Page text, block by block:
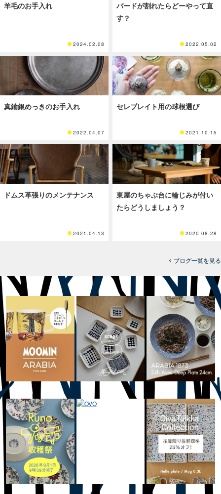
羊毛のお手入れ
2024.02.08
バードが割れたらどーやって直
す？
2022.05.02
真鍮銀めっきのお手入れ
2022.04.07
セレブレイト用の球根選び
2021.10.15
ドムス革張りのメンテナンス
2021.04.13
東屋のちゃぶ台に輪じみが付い
たらどうしましょう？
2020.08.28
ブログ一覧を見る